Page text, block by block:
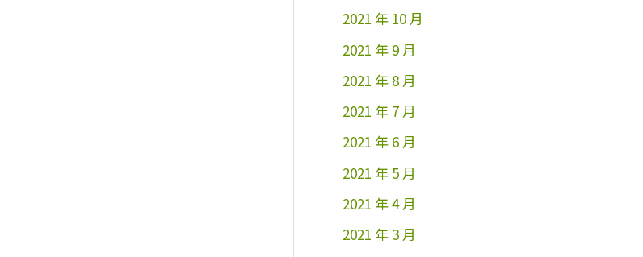
2021 年 10 月
2021 年 9 月
2021 年 8 月
2021 年 7 月
2021 年 6 月
2021 年 5 月
2021 年 4 月
2021 年 3 月